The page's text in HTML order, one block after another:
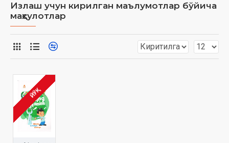
Излаш учун кирилган маълумотлар бўйича
маҳсулотлар
ЙЎҚ